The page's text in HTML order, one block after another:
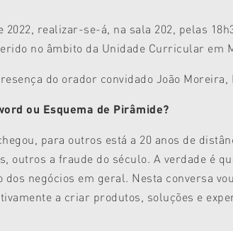
2022, realizar-se-á, na sala 202, pelas
no âmbito da Unidade Curricular em
do orador convidado João Moreira,
ou Esquema de Pirâmide?
para outros está a 20 anos de
outros a fraude do século. A verdade é
negócios em geral. Nesta conversa
a criar produtos, soluções e